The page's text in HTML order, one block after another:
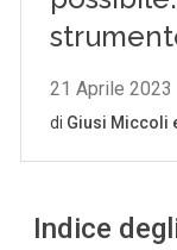
Indice